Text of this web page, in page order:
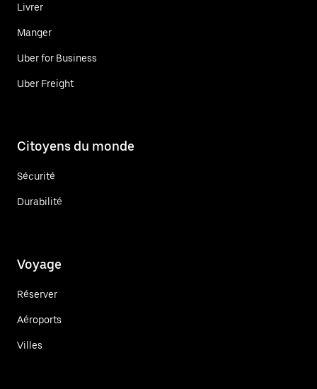
Livrer
Manger
Uber for Business
Uber Freight
Citoyens du monde
Sécurité
Durabilité
Voyage
Réserver
Aéroports
Villes